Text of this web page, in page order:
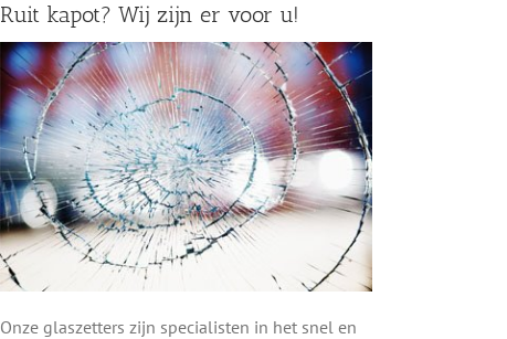
Ruit kapot? Wij zijn er voor u!
Onze glaszetters zijn specialisten in het snel en